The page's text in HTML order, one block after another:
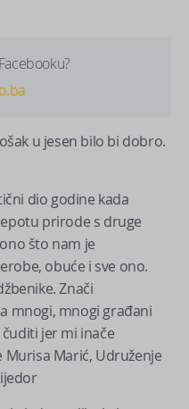
u jesen bilo bi dobro.
dio godine kada
prirode s druge
što nam je
obuće i sve ono.
Znači
mnogi, mnogi građani
jer mi inače
Murisa Marić, Udruženje